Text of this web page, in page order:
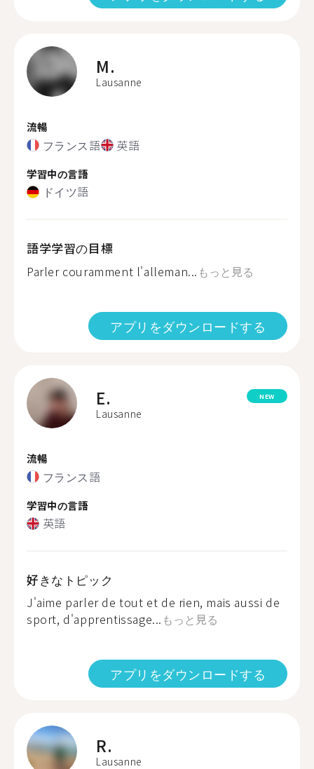
M.
Lausanne
流暢
フランス語 英語
学習中の言語
ドイツ語
語学学習の目標
Parler couramment l'alleman... もっと見る
アプリをダウンロードする
E.
Lausanne
NEW
流暢
フランス語
学習中の言語
英語
好きなトピック
J'aime parler de tout et de rien, mais aussi de
sport, d'apprentissage... もっと見る
アプリをダウンロードする
R.
Lausanne